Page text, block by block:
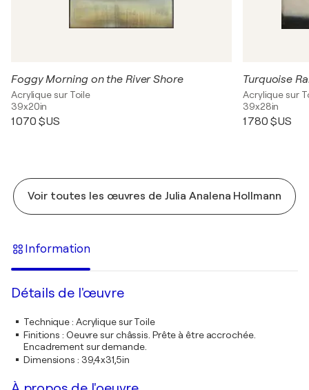
Foggy Morning on the River Shore
Acrylique sur Toile
39x20in
1 070 $US
Turquoise
Acrylique sur
39x28in
1 780 $US
Voir toutes les œuvres de Julia Analena Hollmann
Information
Détails de l'œuvre
Technique: Acrylique sur Toile
Finitions : Oeuvre sur châssis. Prête à être accrochée.
Encadrement sur demande.
Dimensions : 39,4x31,5in